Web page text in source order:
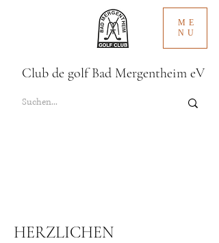
ME
NU
Club de golf Bad Mergentheim eV
HERZLICHEN